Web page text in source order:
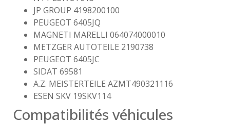
JP GROUP 4198200100
PEUGEOT 6405JQ
MAGNETI MARELLI 064074000010
METZGER AUTOTEILE 2190738
PEUGEOT 6405JC
SIDAT 69581
A.Z. MEISTERTEILE AZMT490321116
ESEN SKV 19SKV114
Compatibilités véhicules